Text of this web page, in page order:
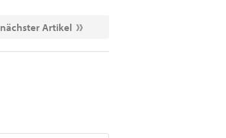
nächster Artikel